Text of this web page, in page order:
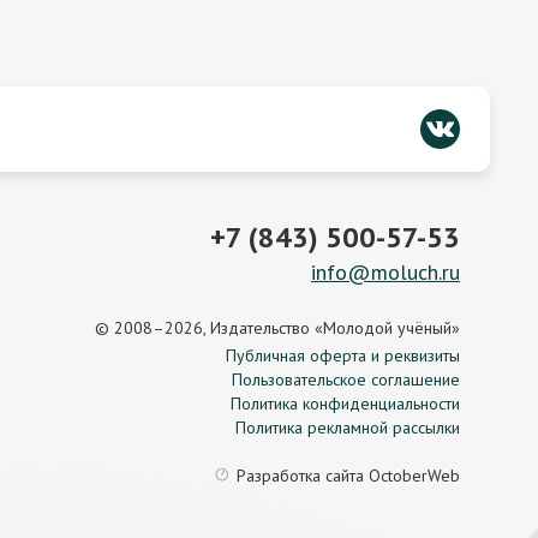
+7 (843) 500-57-53
info@moluch.ru
© 2008–2026, Издательство «Молодой учёный»
Публичная оферта и реквизиты
Пользовательское соглашение
Политика конфиденциальности
Политика рекламной рассылки
Разработка сайта OctoberWeb